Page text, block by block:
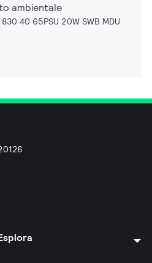
ambientale
830 40 65PSU 20W SWB MDU